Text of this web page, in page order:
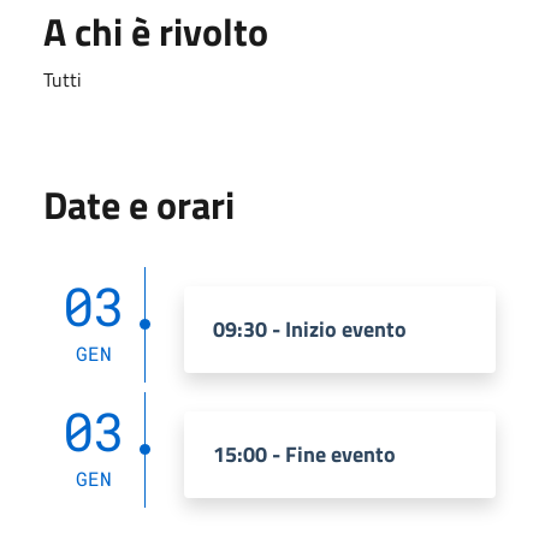
A chi è rivolto
Tutti
Date e orari
03
GEN
09:30 - Inizio evento
03
GEN
15:00 - Fine evento